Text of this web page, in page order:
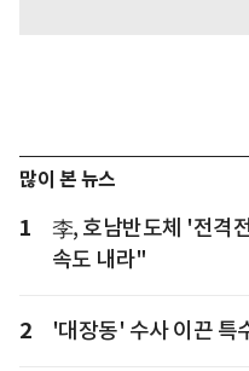
많이 본 뉴스
1
李, 호남반도체 '전격
속도 내라"
2 '대장동' 수사 이끈 특